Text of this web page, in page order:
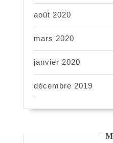
août 2020
mars 2020
janvier 2020
décembre 2019